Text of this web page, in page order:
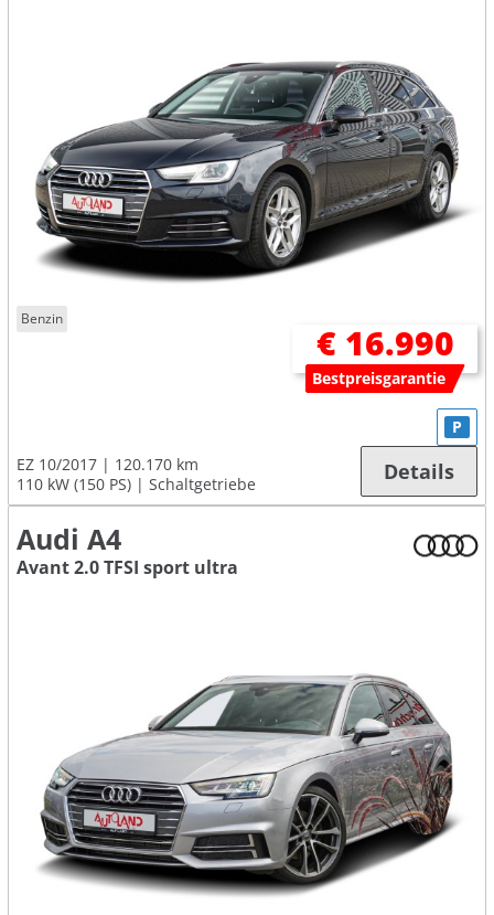
Benzin
€ 16.990
Bestpreisgarantie
EZ 10/2017
120.170 km
110 kW (150 PS)
Schaltgetriebe
P
Details
Audi A4
Avant 2.0 TFSI sport ultra